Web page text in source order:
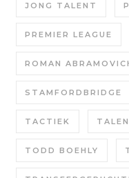
JONG TALENT
PREMIER LEAGUE
ROMAN
STAMFORDBRIDGE
TACTIEK
TODD BOEHLY